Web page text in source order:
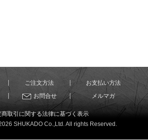
ご注文方法
お支払い方法
お問合せ メルマガ
商取引に関する法律に基づく表示
SHUKADO Co.,Ltd. All rights Reserved.